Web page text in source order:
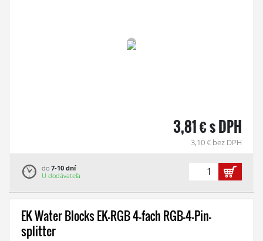
3,81 € s DPH
3,10 € bez DPH
do 7-10 dní
U dodávateľa
EK Water Blocks EK-RGB 4-fach RGB-4-Pin-
splitter